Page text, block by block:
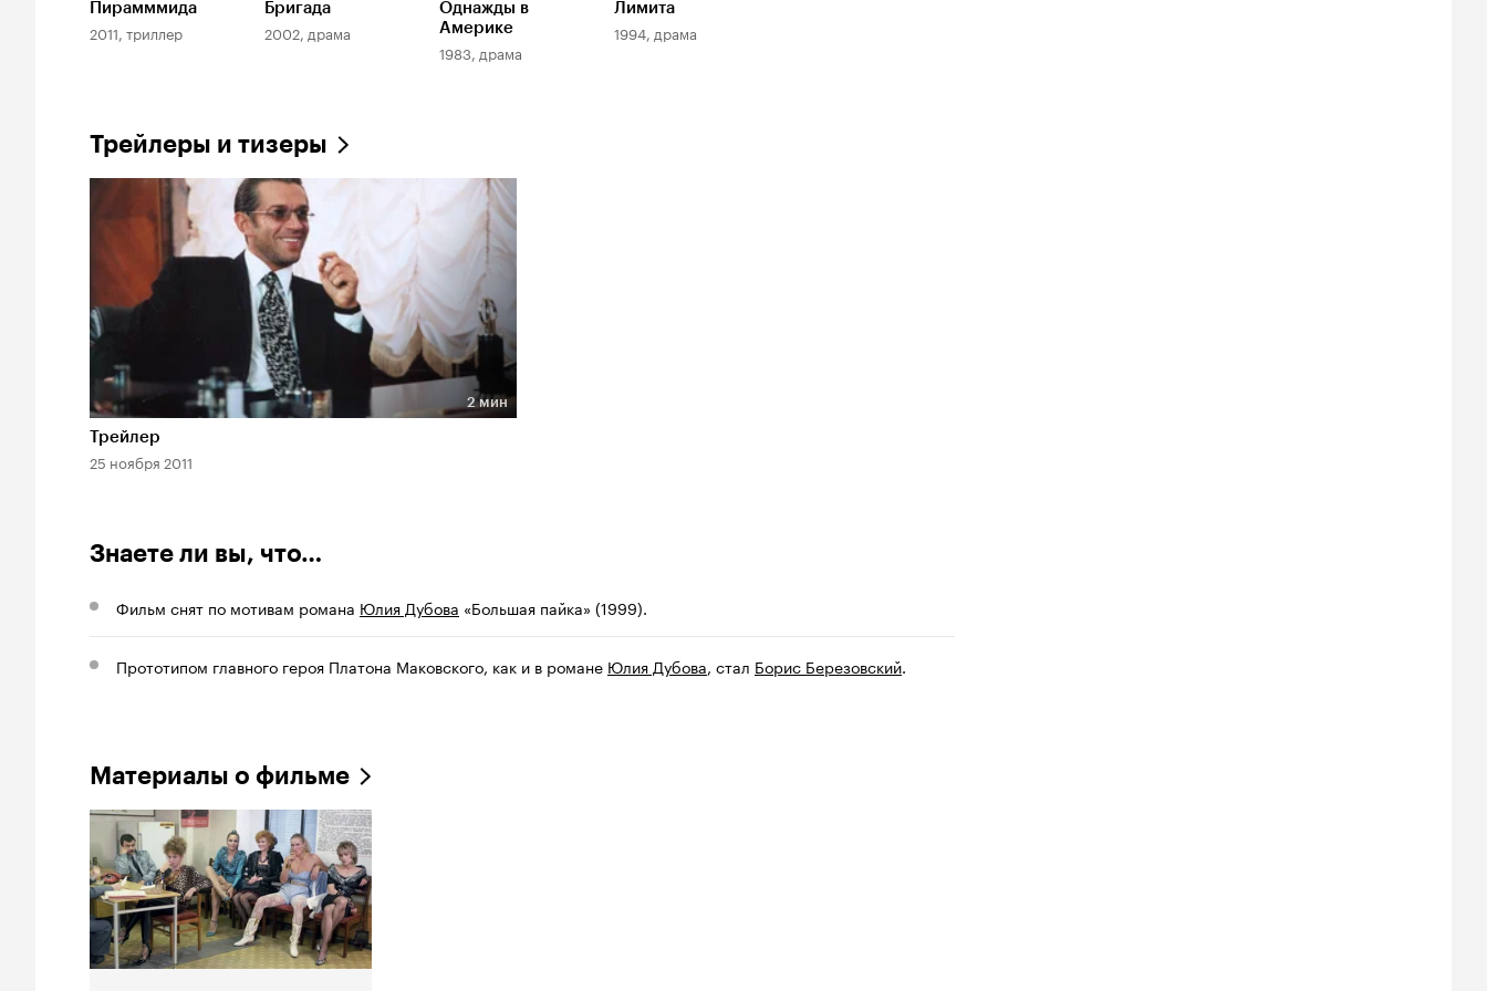
Пирамммида
2011, триллер
Бригада
2002, драма
Однажды в
Америке
1983, драма
Лимита
1994, драма
Трейлеры и тизеры
Длительность 2 мин
2 мин
Трейлер
25 ноября 2011
Знаете ли вы, что…
Фильм снят по мотивам романа Юлия Дубова «Большая пайка» (1999).
Прототипом главного героя Платона Маковского, как и в романе Юлия Дубова, стал Борис Березовский.
Материалы о фильме